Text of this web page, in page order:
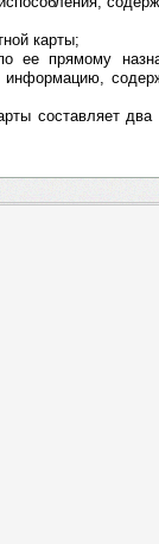
карты;
ее прямому
информацию,
составляет